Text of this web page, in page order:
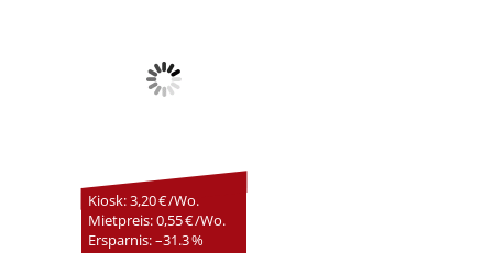
Kiosk: 3,20 € /Wo.
Mietpreis: 0,55 € /Wo.
Ersparnis: –31.3 %